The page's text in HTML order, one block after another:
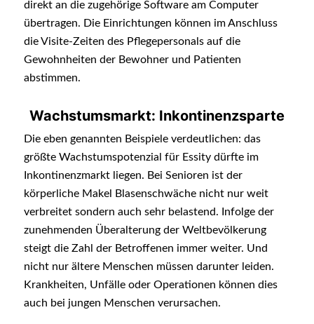
direkt an die zugehörige Software am Computer
übertragen. Die Einrichtungen können im Anschluss
die Visite-Zeiten des Pflegepersonals auf die
Gewohnheiten der Bewohner und Patienten
abstimmen.
Wachstumsmarkt: Inkontinenzsparte
Die eben genannten Beispiele verdeutlichen: das
größte Wachstumspotenzial für Essity dürfte im
Inkontinenzmarkt liegen. Bei Senioren ist der
körperliche Makel Blasenschwäche nicht nur weit
verbreitet sondern auch sehr belastend. Infolge der
zunehmenden Überalterung der Weltbevölkerung
steigt die Zahl der Betroffenen immer weiter. Und
nicht nur ältere Menschen müssen darunter leiden.
Krankheiten, Unfälle oder Operationen können dies
auch bei jungen Menschen verursachen.